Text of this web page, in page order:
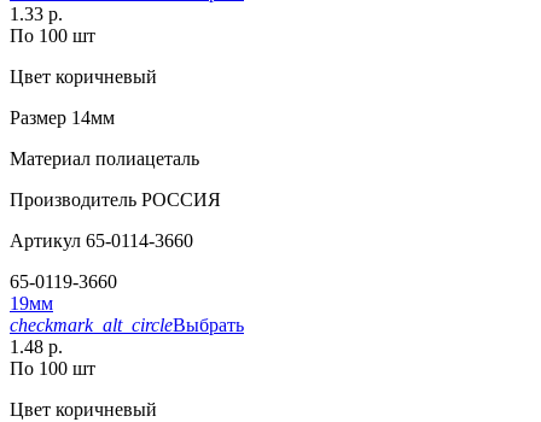
1.33 р.
По 100 шт
Цвет коричневый
Размер 14мм
Материал полиацеталь
Производитель РОССИЯ
Артикул 65-0114-3660
65-0119-3660
19мм
checkmark_alt_circleВыбрать
1.48 р.
По 100 шт
Цвет коричневый